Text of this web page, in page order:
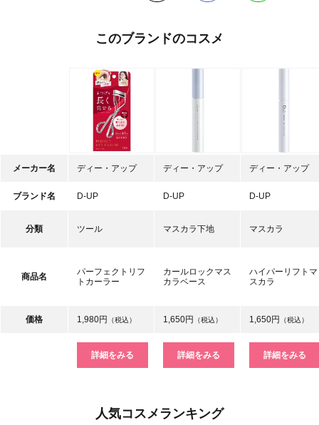
このブランドのコスメ
メーカー名 ディー・アップ ディー・アップ ディー・アップ
ブランド名 D-UP D-UP D-UP
分類 ツール マスカラ下地 マスカラ
商品名
パーフェクトリフ
トカーラー
カールロックマス
カラベース
ハイパーリフトマ
スカラ
価格 1,980円 （税込） 1,650円 （税込） 1,650円 （税込）
詳細をみる 詳細をみる 詳細をみる
人気コスメランキング